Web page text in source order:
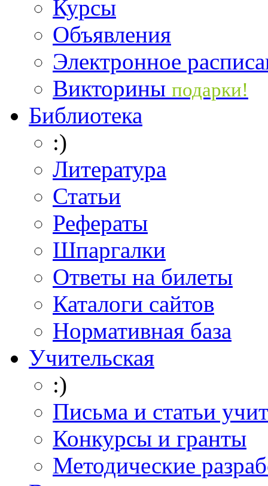
Курсы
Объявления
Электронное
Викторины подарки!
Библиотека
:)
Литература
Статьи
Рефераты
Шпаргалки
Ответы на билеты
Каталоги сайтов
Нормативная база
Учительская
:)
Письма и статьи
Конкурсы и гранты
Методические